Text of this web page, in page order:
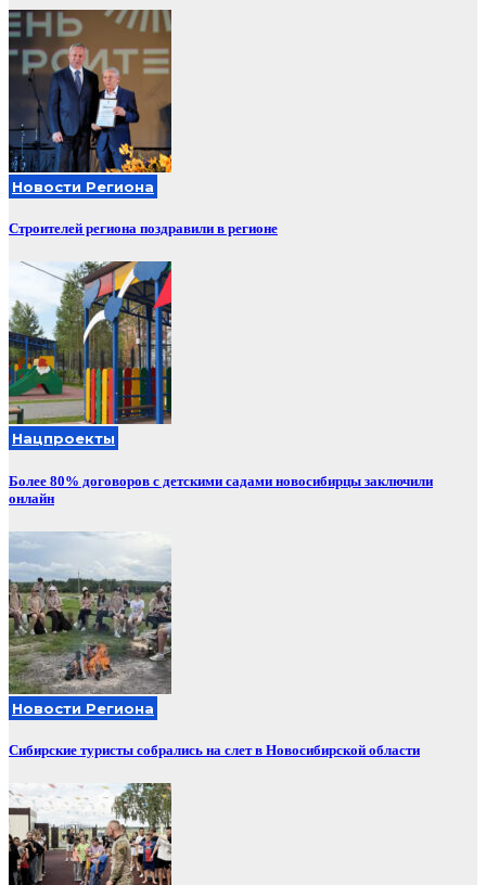
Новости Региона
Строителей региона поздравили в регионе
Нацпроекты
Более 80% договоров с детскими садами новосибирцы заключили
онлайн
Новости Региона
Сибирские туристы собрались на слет в Новосибирской области